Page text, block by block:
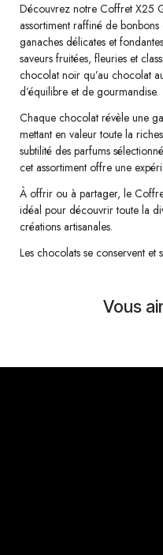
Découvrez notre Coffret X25
assortiment raffiné de
ganaches délicates et
saveurs fruitées, fleuries et
chocolat noir qu’au chocolat
d’équilibre et de gourmandise.
Chaque chocolat révèle une
mettant en valeur toute la
subtilité des parfums
cet assortiment offre une
À offrir ou à partager, le
idéal pour découvrir toute la
créations artisanales.
Les chocolats se conservent et
Vous